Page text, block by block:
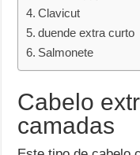
Clavicut
duende extra curto
Salmonete
Cabelo
camadas